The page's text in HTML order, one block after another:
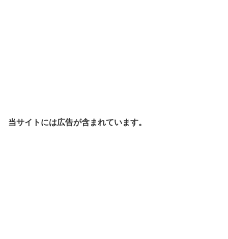
当サイトには広告が含まれています。